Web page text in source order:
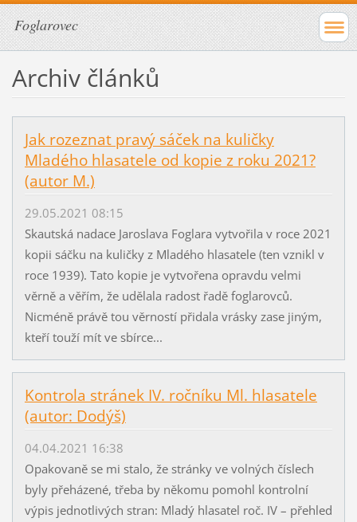
Foglarovec
Archiv článků
Jak rozeznat pravý sáček na kuličky
Mladého hlasatele od kopie z roku 2021?
(autor M.)
29.05.2021 08:15
Skautská nadace Jaroslava Foglara vytvořila v roce 2021
kopii sáčku na kuličky z Mladého hlasatele (ten vznikl v
roce 1939). Tato kopie je vytvořena opravdu velmi
věrně a věřím, že udělala radost řadě foglarovců.
Nicméně právě tou věrností přidala vrásky zase jiným,
kteří touží mít ve sbírce...
Kontrola stránek IV. ročníku Ml. hlasatele
(autor: Dodýš)
04.04.2021 16:38
Opakovaně se mi stalo, že stránky ve volných číslech
byly přeházené, třeba by někomu pomohl kontrolní
výpis jednotlivých stran: Mladý hlasatel roč. IV – přehled